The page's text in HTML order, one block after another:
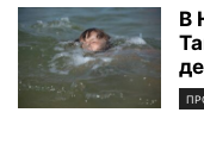
В